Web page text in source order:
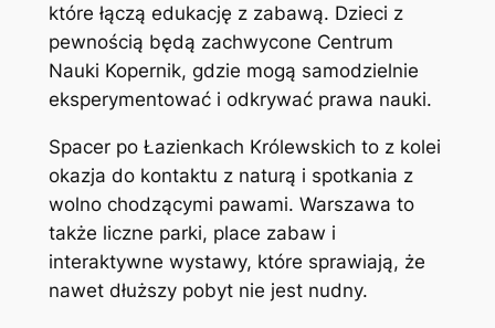
które łączą edukację z zabawą. Dzieci z
pewnością będą zachwycone Centrum
Nauki Kopernik, gdzie mogą samodzielnie
eksperymentować i odkrywać prawa nauki.
Spacer po Łazienkach Królewskich to z kolei
okazja do kontaktu z naturą i spotkania z
wolno chodzącymi pawami. Warszawa to
także liczne parki, place zabaw i
interaktywne wystawy, które sprawiają, że
nawet dłuższy pobyt nie jest nudny.